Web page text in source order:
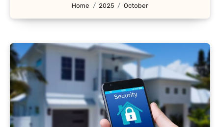
Home 2025 October